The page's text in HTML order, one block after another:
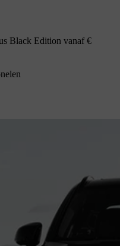
Black Edition vanaf €